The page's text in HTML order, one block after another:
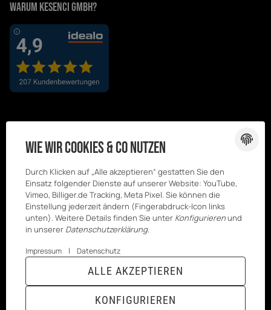
Warum Kesenci GmbH?
© Kesenci
Versand
Powered byJTL-Shop|TECHNIK JTL-Shop Template
VERTRAG WIDERRUFEN
Wie wir Cookies & Co nutzen
Durch Klicken auf „Alle akzeptieren“ gestatten Sie den
Einsatz folgender Dienste auf unserer Website: YouTube,
Vimeo, Billiger.de Tracking, Meta Pixel. Sie können die
Einstellung jederzeit ändern (Fingerabdruck-Icon links
unten). Weitere Details finden Sie unter Konfigurierenund
in unserer Datenschutzerklärung.
Impressum | Datenschutz
KONFIGURIEREN
ALLE AKZEPTIEREN